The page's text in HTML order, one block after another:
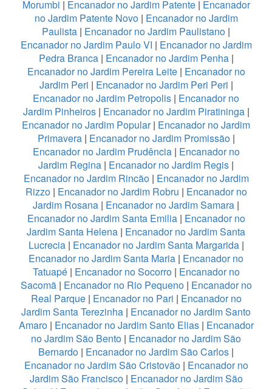
Morumbi | Encanador no Jardim Patente| Encanador
no Jardim Patente Novo| Encanador no Jardim
Paulista | Encanador no Jardim Paulistano |
Encanador no Jardim Paulo VI | Encanador no Jardim
Pedra Branca| Encanador no Jardim Penha|
Encanador no Jardim Pereira Leite| Encanador no
Jardim Peri | Encanador no Jardim Peri Peri |
Encanador no Jardim Petropolis | Encanador no
Jardim Pinheiros| Encanador no Jardim Piratininga|
Encanador no Jardim Popular| Encanador no Jardim
Primavera| Encanador no Jardim Promissão|
Encanador no Jardim Prudência| Encanador no
Jardim Regina | Encanador no Jardim Regis |
Encanador no Jardim Rincão| Encanador no Jardim
Rizzo| Encanador no Jardim Robru | Encanador no
Jardim Rosana | Encanador no Jardim Samara |
Encanador no Jardim Santa Emilia| Encanador no
Jardim Santa Helena | Encanador no Jardim Santa
Lucrecia| Encanador no Jardim Santa Margarida|
Encanador no Jardim Santa Maria | Encanador no
Tatuapé| Encanador no Socorro| Encanador no
Sacomã| Encanador no Rio Pequeno| Encanador no
Real Parque| Encanador no Pari | Encanador no
Jardim Santa Terezinha | Encanador no Jardim Santo
Amaro| Encanador no Jardim Santo Elias| Encanador
no Jardim São Bento | Encanador no Jardim São
Bernardo | Encanador no Jardim São Carlos |
Encanador no Jardim São Cristovão| Encanador no
Jardim São Francisco| Encanador no Jardim São